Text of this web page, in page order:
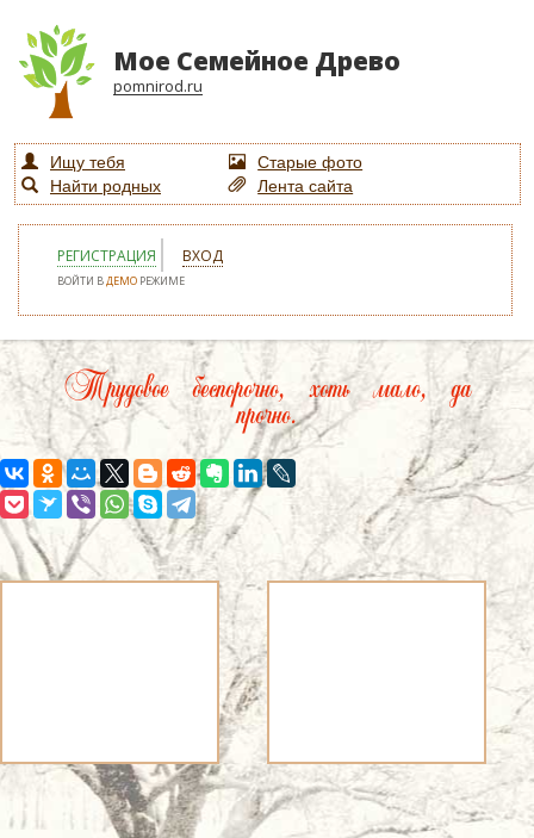
Мое Семейное Древо
pomnirod.ru
Ищу тебя
Старые фото
Найти родных
Лента сайта
РЕГИСТРАЦИЯ ВХОД
ВОЙТИ ВДЕМО РЕЖИМЕ
Трудовое беспорочно, хоть мало, да
прочно.